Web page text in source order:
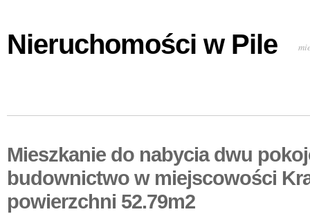
Nieruchomości w Pile
Mieszkanie do nabycia dwu
budownictwo w miejscowości
powierzchni 52.79m2